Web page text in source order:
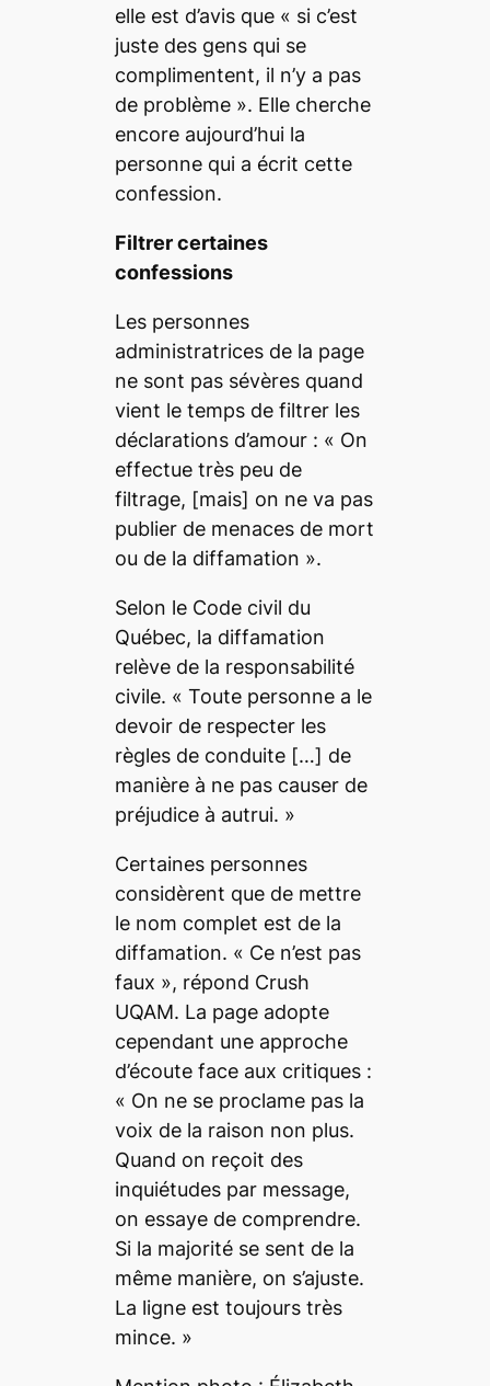
elle est d’avis que « si c’est
juste des gens qui se
complimentent, il n’y a pas
de problème ». Elle cherche
encore aujourd’hui la
personne qui a écrit cette
confession.
Filtrer certaines
confessions
Les personnes
administratrices de la page
ne sont pas sévères quand
vient le temps de filtrer les
déclarations d’amour : « On
effectue très peu de
filtrage, [mais] on ne va pas
publier de menaces de mort
ou de la diffamation ».
Selon le Code civil du
Québec, la diffamation
relève de la responsabilité
civile. « Toute personne a le
devoir de respecter les
règles de conduite […] de
manière à ne pas causer de
préjudice à autrui. »
Certaines personnes
considèrent que de mettre
le nom complet est de la
diffamation. « Ce n’est pas
faux », répond Crush
UQAM. La page adopte
cependant une approche
d’écoute face aux critiques :
« On ne se proclame pas la
voix de la raison non plus.
Quand on reçoit des
inquiétudes par message,
on essaye de comprendre.
Si la majorité se sent de la
même manière, on s’ajuste.
La ligne est toujours très
mince. »